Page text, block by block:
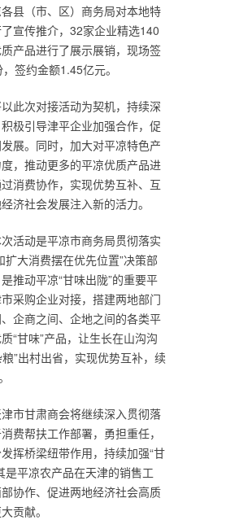
县（市、区）商务局对本地特
宣传推介，32家企业精选140
产品进行了展示展销，现场签
签约金额1.45亿元。
此次对接活动为契机，持续深
极引导津平企业加强合作，促
展。同时，加大对平凉特色产
，推动更多的平凉优质产品进
消费协作，实现优势互补、互
济社会发展注入新的活力。
活动是平凉市商务局贯彻落实
扩大消费摆在优先位置”决策部
推动平凉“甘味出陇”的重要平
采购企业对接，搭建两地部门
企商之间、企地之间的各类平
“甘味”产品，让生长在山沟沟
粮”出村出省，实现优势互补，续
市甘肃商会将继续深入贯彻落
费帮扶工作部署，勇担重任，
挥桥梁纽带作用，持续加强“甘
是平凉农产品在天津的销售工
协作、促进两地经济社会高质
贡献。